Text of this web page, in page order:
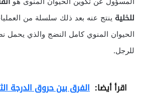
للخلية ينتج عنه بعد ذلك سلسلة من
الحيوان المنوي كامل النضج والذي يحمل
للرجل.
اقرأ أيضا: الفرق بين حروق الدرجة